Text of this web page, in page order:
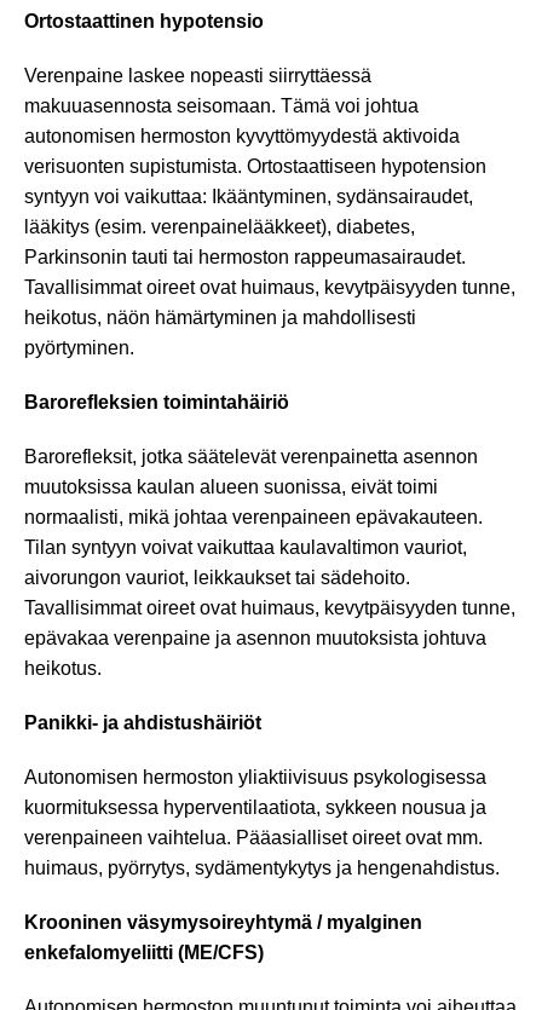
Ortostaattinen hypotensio
Verenpaine laskee nopeasti siirryttäessä
makuuasennosta seisomaan. Tämä voi johtua
autonomisen hermoston kyvyttömyydestä aktivoida
verisuonten supistumista. Ortostaattiseen hypotension
syntyyn voi vaikuttaa: Ikääntyminen, sydänsairaudet,
lääkitys (esim. verenpainelääkkeet), diabetes,
Parkinsonin tauti tai hermoston rappeumasairaudet.
Tavallisimmat oireet ovat huimaus, kevytpäisyyden tunne,
heikotus, näön hämärtyminen ja mahdollisesti
pyörtyminen.
Barorefleksien toimintahäiriö
Barorefleksit, jotka säätelevät verenpainetta asennon
muutoksissa kaulan alueen suonissa, eivät toimi
normaalisti, mikä johtaa verenpaineen epävakauteen.
Tilan syntyyn voivat vaikuttaa kaulavaltimon vauriot,
aivorungon vauriot, leikkaukset tai sädehoito.
Tavallisimmat oireet ovat huimaus, kevytpäisyyden tunne,
epävakaa verenpaine ja asennon muutoksista johtuva
heikotus.
Panikki- ja ahdistushäiriöt
Autonomisen hermoston yliaktiivisuus psykologisessa
kuormituksessa hyperventilaatiota, sykkeen nousua ja
verenpaineen vaihtelua. Pääasialliset oireet ovat mm.
huimaus, pyörrytys, sydämentykytys ja hengenahdistus.
Krooninen väsymysoireyhtymä / myalginen
enkefalomyeliitti (ME/CFS)